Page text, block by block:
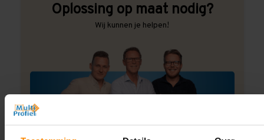
Oplossing op maat nodig?
Wij kunnen je helpen!